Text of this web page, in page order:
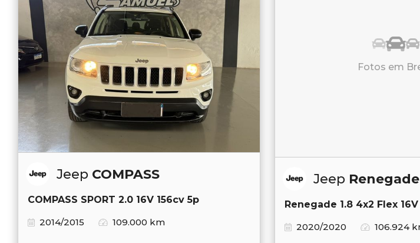
Jeep COMPASS
COMPASS SPORT 2.0 16V 156cv 5p
2014/2015
109.000 km
Fotos em
Jeep Renegade
Renegade 1.8 4x2 Flex
2020/2020
106.924